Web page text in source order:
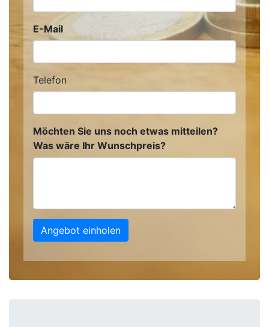
E-Mail
Telefon
Möchten Sie uns noch etwas mitteilen?
Was wäre Ihr Wunschpreis?
Angebot einholen